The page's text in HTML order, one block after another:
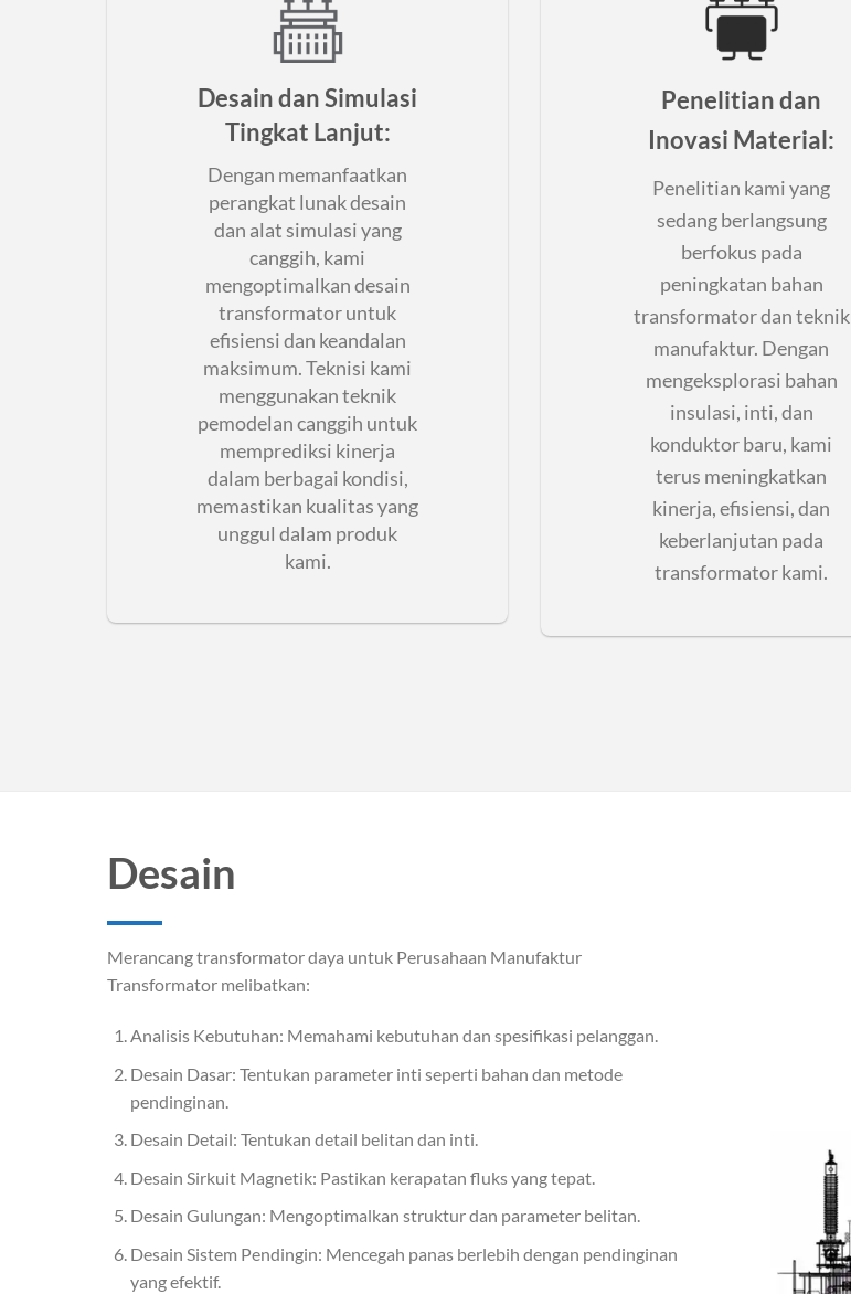
Desain dan Simulasi
Tingkat Lanjut:
Dengan memanfaatkan
perangkat lunak desain
dan alat simulasi yang
canggih, kami
mengoptimalkan desain
transformator untuk
efisiensi dan keandalan
maksimum. Teknisi kami
menggunakan teknik
pemodelan canggih untuk
memprediksi kinerja
dalam berbagai kondisi,
memastikan kualitas yang
unggul dalam produk
kami.
Penelitian dan
Inovasi Material:
Penelitian kami yang
sedang berlangsung
berfokus pada
peningkatan bahan
transformator dan teknik
manufaktur. Dengan
mengeksplorasi bahan
insulasi, inti, dan
konduktor baru, kami
terus meningkatkan
kinerja, efisiensi, dan
keberlanjutan pada
transformator kami.
Desain
Merancang transformator daya untuk Perusahaan Manufaktur
Transformator melibatkan:
Analisis Kebutuhan: Memahami kebutuhan dan spesifikasi pelanggan.
Desain Dasar: Tentukan parameter inti seperti bahan dan metode
pendinginan.
Desain Detail: Tentukan detail belitan dan inti.
Desain Sirkuit Magnetik: Pastikan kerapatan fluks yang tepat.
Desain Gulungan: Mengoptimalkan struktur dan parameter belitan.
Desain Sistem Pendingin: Mencegah panas berlebih dengan pendinginan
yang efektif.